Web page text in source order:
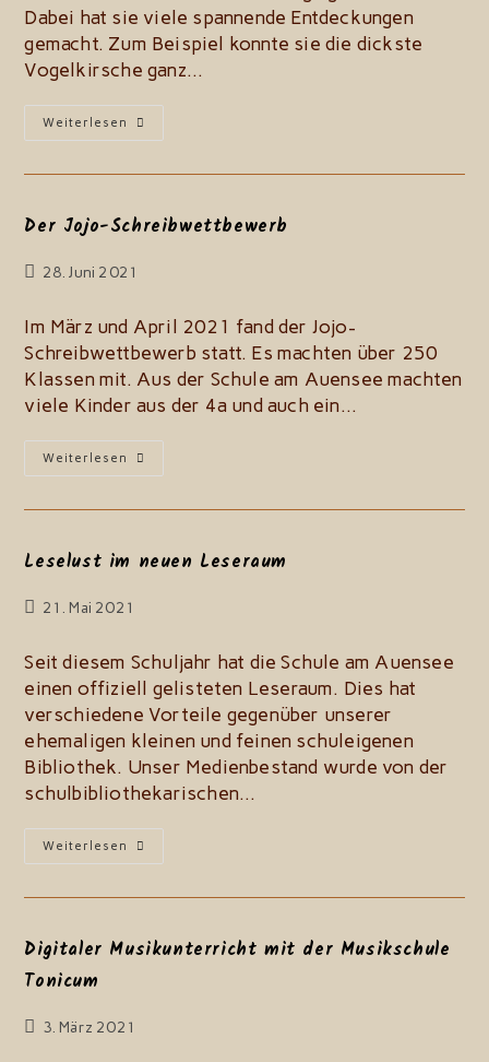
Dabei hat sie viele spannende Entdeckungen
gemacht. Zum Beispiel konnte sie die dickste
Vogelkirsche ganz…
Weiterlesen
Klasse
4a
Der Jojo-Schreibwettbewerb
Beitrag
geändert
28. Juni 2021
Im März und April 2021 fand der Jojo-
Schreibwettbewerb statt. Es machten über 250
Klassen mit. Aus der Schule am Auensee machten
viele Kinder aus der 4a und auch ein…
Weiterlesen
Der
Jojo-
Leselust im neuen Leseraum
Beitrag
geändert
21. Mai 2021
Seit diesem Schuljahr hat die Schule am Auensee
einen offiziell gelisteten Leseraum. Dies hat
verschiedene Vorteile gegenüber unserer
ehemaligen kleinen und feinen schuleigenen
Bibliothek. Unser Medienbestand wurde von der
schulbibliothekarischen…
Weiterlesen
Leselust
Im
Digitaler Musikunterricht mit der Musikschule
Tonicum
Beitrag
3. März 2021